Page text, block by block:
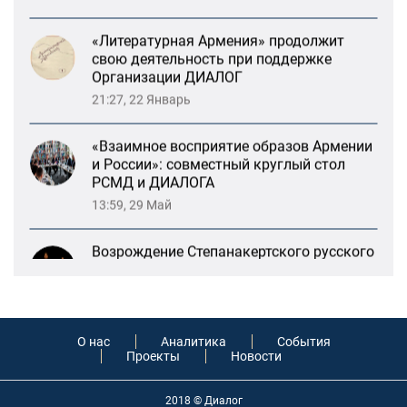
21:27, 22 Январь
«Взаимное восприятие образов Армении
13:59, 29 Май
Возрождение Степанакертского русского
Ереване
свою деятельность при поддержке
Организации ДИАЛОГ
О нас Аналитика
События
Проекты
Новости
2018 © Диалог